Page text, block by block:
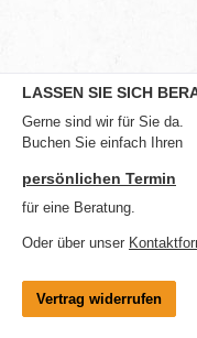
LASSEN SIE SICH
Gerne sind wir für Sie da.
Buchen Sie einfach Ihren
persönlichen Termin
für eine Beratung.
Oder über unser
Vertrag widerrufen